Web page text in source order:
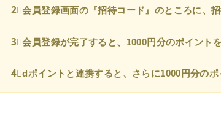
2⃣会員登録画面の『招待コード』のところに、
3⃣会員登録が完了すると、1000円分のポイント
4⃣dポイントと連携すると、さらに1000円分の